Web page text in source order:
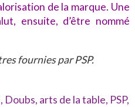
de la marque. Une
ensuite, d’être nommé
fournies par PSP.
, Doubs, arts de la table, PSP,